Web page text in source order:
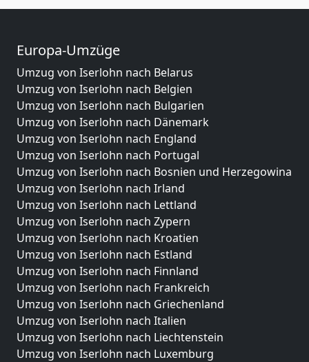
Europa-Umzüge
Umzug von Iserlohn nach Belarus
Umzug von Iserlohn nach Belgien
Umzug von Iserlohn nach Bulgarien
Umzug von Iserlohn nach Dänemark
Umzug von Iserlohn nach England
Umzug von Iserlohn nach Portugal
Umzug von Iserlohn nach Bosnien und Herzegowina
Umzug von Iserlohn nach Irland
Umzug von Iserlohn nach Lettland
Umzug von Iserlohn nach Zypern
Umzug von Iserlohn nach Kroatien
Umzug von Iserlohn nach Estland
Umzug von Iserlohn nach Finnland
Umzug von Iserlohn nach Frankreich
Umzug von Iserlohn nach Griechenland
Umzug von Iserlohn nach Italien
Umzug von Iserlohn nach Liechtenstein
Umzug von Iserlohn nach Luxemburg